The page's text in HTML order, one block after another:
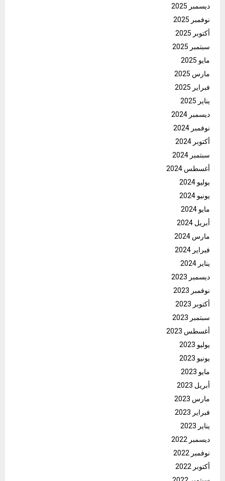
ديسمبر 2025
نوفمبر 2025
أكتوبر 2025
سبتمبر 2025
مايو 2025
مارس 2025
فبراير 2025
يناير 2025
ديسمبر 2024
نوفمبر 2024
أكتوبر 2024
سبتمبر 2024
أغسطس 2024
يوليو 2024
يونيو 2024
مايو 2024
أبريل 2024
مارس 2024
فبراير 2024
يناير 2024
ديسمبر 2023
نوفمبر 2023
أكتوبر 2023
سبتمبر 2023
أغسطس 2023
يوليو 2023
يونيو 2023
مايو 2023
أبريل 2023
مارس 2023
فبراير 2023
يناير 2023
ديسمبر 2022
نوفمبر 2022
أكتوبر 2022